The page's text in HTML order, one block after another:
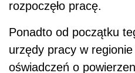
rozpoczęło pracę.
Ponadto od początku
urzędy pracy w regionie
oświadczeń o